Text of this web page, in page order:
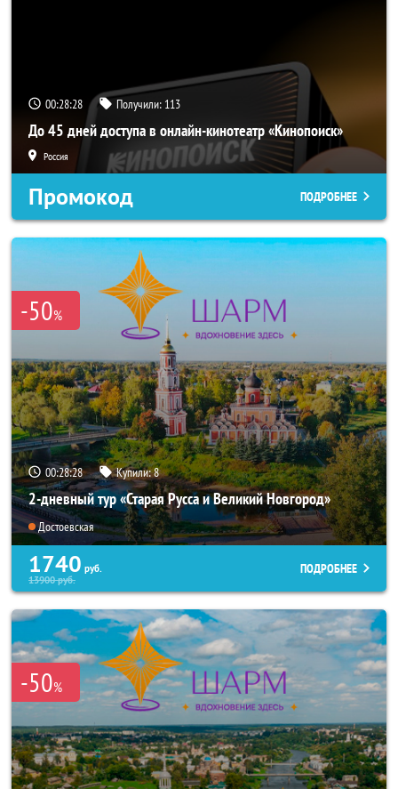
00:28:25 Получили: 113
До 45 дней доступа в онлайн-кинотеатр «Кинопоиск»
Россия
Промокод ПОДРОБНЕЕ
-50%
00:28:25 Купили:8
2-дневный тур «Старая Русса и Великий Новгород»
Достоевская
1740 руб.
13900руб.
ПОДРОБНЕЕ
-50%